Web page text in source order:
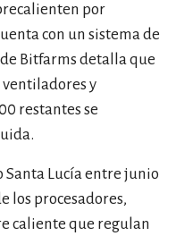
por
con un sistema de
Bitfarms detalla que
ventiladores y
restantes se
Lucía entre junio
los procesadores,
caliente que regulan